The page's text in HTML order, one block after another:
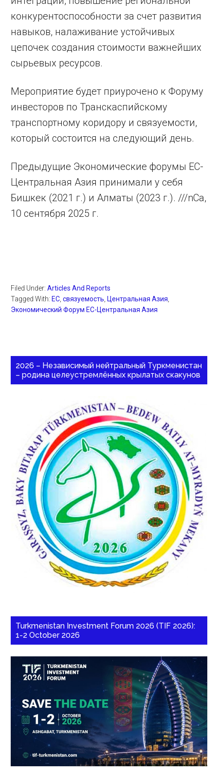
конкурентоспособности за счет развития
навыков, налаживание устойчивых
цепочек создания стоимости важнейших
сырьевых ресурсов.
Мероприятие будет приурочено к Форуму
инвесторов по Транскаспийскому
транспортному коридору и связуемости,
который состоится на следующий день.
Предыдущие Экономические форумы ЕС-
Центральная Азия принимали у себя
Бишкек (2021 г.) и Алматы (2023 г.). ///nCa,
10 сентября 2025 г.
Filed Under:Articles And Reports
Tagged With: ЕС ,связуемость Центральная Азия
Экономический Форум ЕС-Центральная Азия
2026 – Независимый нейтральный Туркменистан
– родина целеустремлённых крылатых скакунов
Turkmenistan Investment Forum 2026 (TIF 2026):
1-2 October 2026